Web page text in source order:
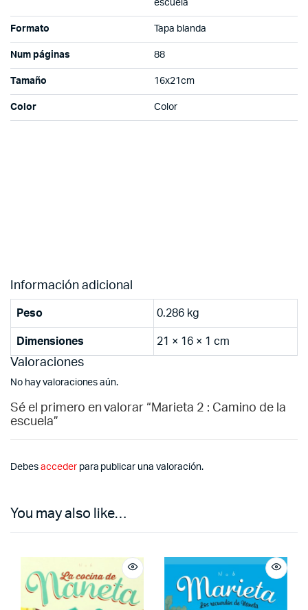
escuela
Formato Tapa blanda
Num páginas 88
Tamaño 16x21cm
Color Color
Información adicional
Peso 0.286 kg
Dimensiones 21 × 16 × 1 cm
Valoraciones
No hay valoraciones aún.
Sé el primero en valorar “Marieta 2 : Camino de la
escuela”
Debes accederpara publicar una valoración.
You may also like…